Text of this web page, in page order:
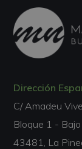
Dirección
C/ Amadeu
Bloque 1 - Bajo
43481, La